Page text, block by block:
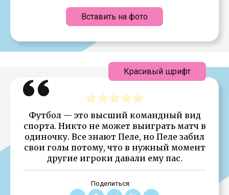
Вставить на фото
Футбол — это высший командный вид
спорта. Никто не может выиграть матч в
одиночку. Все знают Пеле, но Пеле забил
свои голы потому, что в нужный момент
другие игроки давали ему пас.
Поделиться:
Красивый шрифт